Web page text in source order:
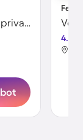
Voll ausgestattetes Ferienhaus mit privatem Pool, Grill und Garten | Haustierfreundlich
4.5